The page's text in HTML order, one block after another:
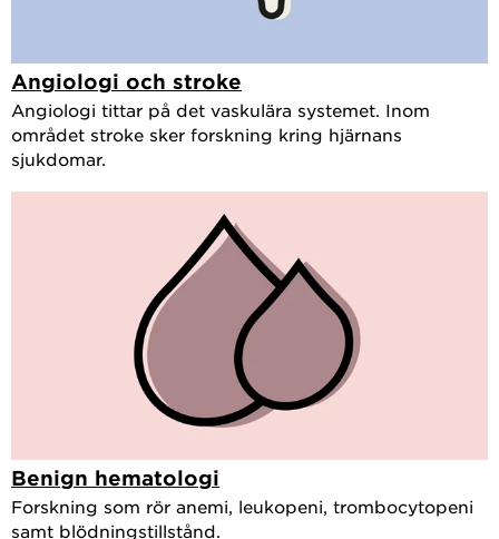
Angiologi och stroke
Angiologi tittar på det vaskulära systemet. Inom
området stroke sker forskning kring hjärnans
sjukdomar.
Benign hematologi
Forskning som rör anemi, leukopeni, trombocytopeni
samt blödningstillstånd.​